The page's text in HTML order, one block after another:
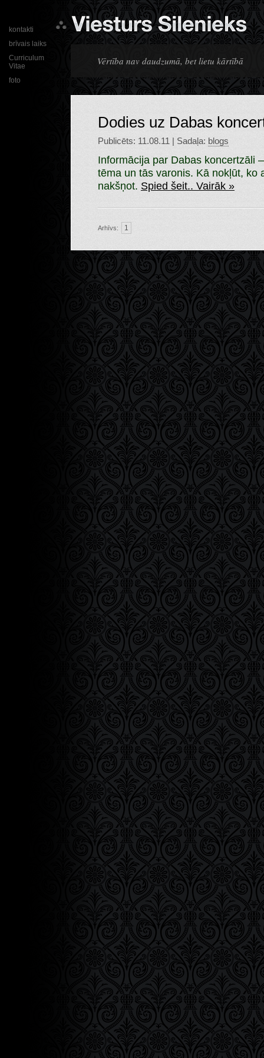
Vērtība nav daudzumā, bet lietu kārtībā
kontakti
brīvais laiks
Curriculum
Vitae
foto
Dodies uz Dabas
Publicēts: 11.08.11 | Sadaļa: blogs
Informācija par Dabas koncertzāli
tēma un tās varonis. Kā nokļūt, ko
nakšņot. Spied šeit.. Vairāk »
Arhīvs: 1